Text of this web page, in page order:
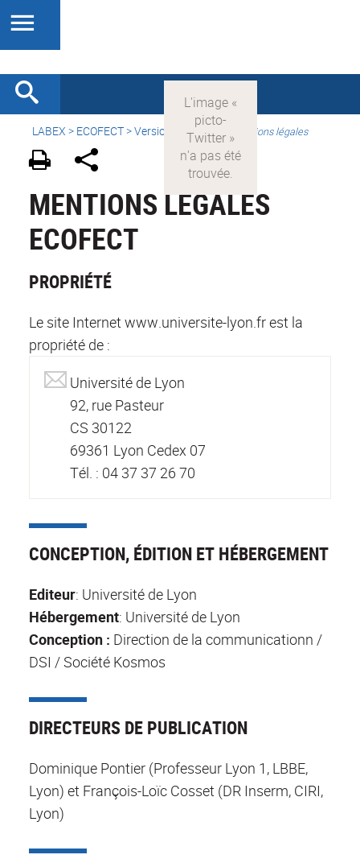
LABEX > ECOFECT>Version française Mentions légales
MENTIONS LÉGALES
ECOFECT
PROPRIÉTÉ
Le site Internet www.universite-lyon.fr est la
propriété de :
Université de Lyon
92, rue Pasteur
CS 30122
69361 Lyon Cedex 07
Tél. : 04 37 37 26 70
CONCEPTION, ÉDITION ET HÉBERGEMENT
Editeur: Université de Lyon
Hébergement: Université de Lyon
Conception : Direction de la communicationn /
DSI / Société Kosmos
DIRECTEURS DE PUBLICATION
Dominique Pontier (Professeur Lyon 1, LBBE,
Lyon) et François-Loïc Cosset (DR Inserm, CIRI,
Lyon)